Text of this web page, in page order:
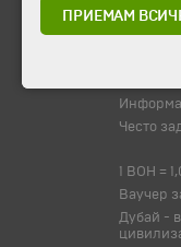
Често
1 BOH =
Ваучер
Дубай -
ПРИЕМАМ